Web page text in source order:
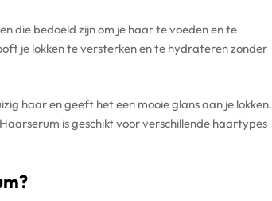
die bedoeld zijn om je haar te voeden en te
je lokken te versterken en te hydrateren zonder
haar en geeft het een mooie glans aan je lokken.
is geschikt voor verschillende haartypes